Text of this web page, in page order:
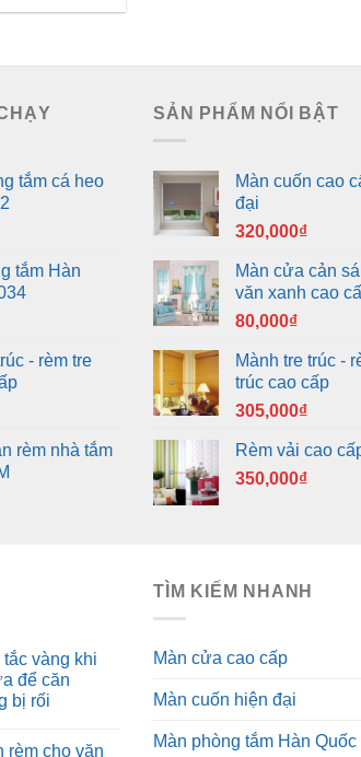
tắm cá heo
tắm Hàn
- rèm tre
rèm nhà tắm
SẢN PHẨM NỔI BẬT
Màn cuốn cao
đại
320,000₫
Màn cửa cản
văn xanh cao
80,000₫
Mành tre trúc -
trúc cao cấp
305,000₫
Rèm vải cao
350,000₫
vàng khi
để căn
bị rối
rèm cho văn
TÌM KIẾM NHANH
Màn cửa cao cấp
Màn cuốn hiện đại
Màn phòng tắm Hàn Quốc